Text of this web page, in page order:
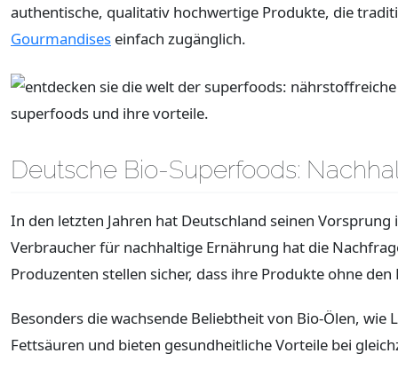
authentische, qualitativ hochwertige Produkte, die
Gourmandises einfach zugänglich.
Deutsche Bio-Superfoods:
In den letzten Jahren hat Deutschland seinen
Verbraucher für nachhaltige Ernährung hat die
Produzenten stellen sicher, dass ihre Produkte ohne
Besonders die wachsende Beliebtheit von Bio-Ölen,
Fettsäuren und bieten gesundheitliche Vorteile bei